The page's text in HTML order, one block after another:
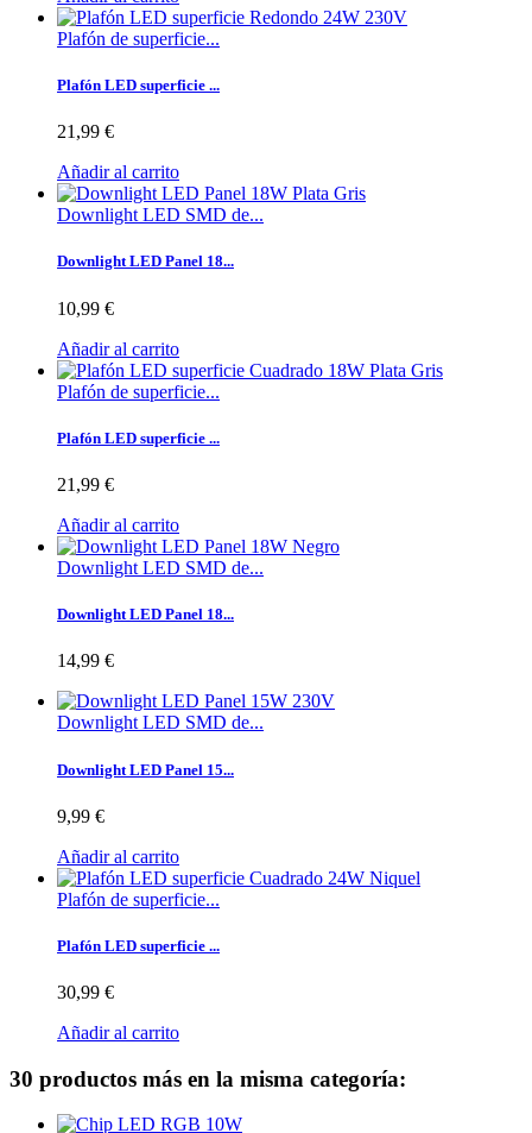
Plafón de superficie...
Plafón LED superficie ...
21,99 €
Añadir al carrito
Downlight LED SMD de...
Downlight LED Panel 18...
10,99 €
Añadir al carrito
Plafón de superficie...
Plafón LED superficie ...
21,99 €
Añadir al carrito
Downlight LED SMD de...
Downlight LED Panel 18...
14,99 €
Downlight LED SMD de...
Downlight LED Panel 15...
9,99 €
Añadir al carrito
Plafón de superficie...
Plafón LED superficie ...
30,99 €
Añadir al carrito
30 productos más en la misma categoría: